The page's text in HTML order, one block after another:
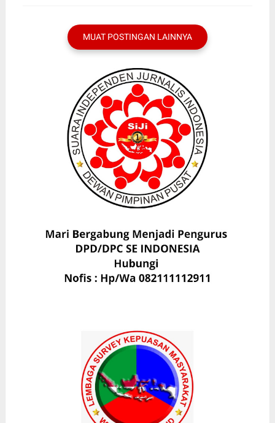
MUAT POSTINGAN LAINNYA